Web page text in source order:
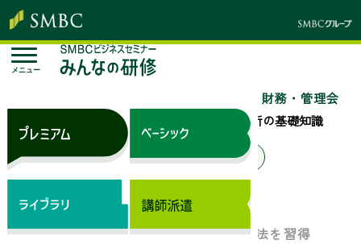
メニュー
「経理・財務・管理会
計」のセミナー一覧
与信管理と企業分析の基礎知識
来場セミナー オンラインセミナー
基礎知識と具体的な検討事項、分析手法を習得